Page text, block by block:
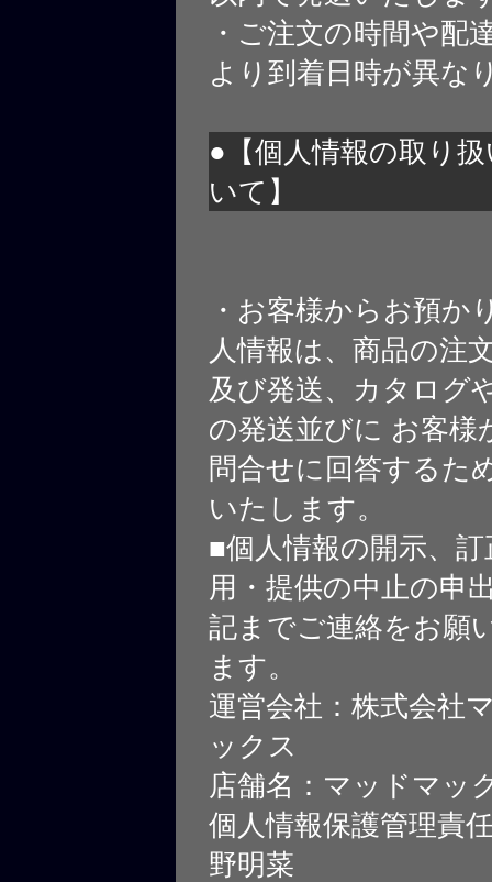
・ご注文の時間や配
より到着日時が異な
●【個人情報の取り
いて】
・お客様からお預か
人情報は、商品の注
及び発送、カタログ
の発送並びに お客様
問合せに回答するた
いたします。
■個人情報の開示、
用・提供の中止の申
記までご連絡をお願
ます。
運営会社：株式会社
ックス
店舗名：マッドマッ
個人情報保護管理責
野明菜